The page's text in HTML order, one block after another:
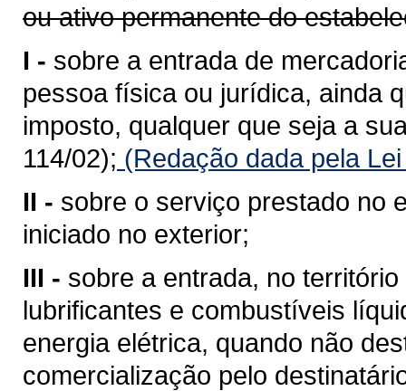
ou ativo permanente do
I - sobre a entrada de
pessoa física ou jurídica, ainda
imposto, qualquer que seja a
114/02); (Redação dada pela
II - sobre o serviço prestado no
iniciado no exterior;
III - sobre a entrada, no
lubrificantes e combustíveis
energia elétrica, quando não
comercialização pelo